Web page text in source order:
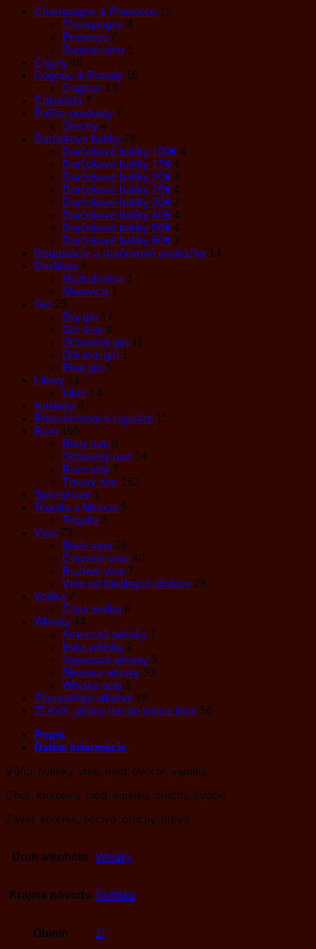
Champagne & Prosecco 12
Champagne 4
Prosecco 6
Šumivé víno 3
Cigary 46
Cognac & Brandy 16
Cognac 13
Čokoláda 7
Ďaľšie produkty 7
Orechy 4
Darčekové balíky 28
Darčekové balíky 100€ 4
Darčekové balíky 17€ 4
Darčekové balíky 20€ 4
Darčekové balíky 25€ 4
Darčekové balíky 30€ 2
Darčekové balíky 40€ 4
Darčekové balíky 50€ 4
Darčekové balíky 60€ 2
Degustácie a darčekové poukážky 14
Destiláty 3
Marhuľovica 1
Slivovica 1
Gin 25
Dry gin 17
Gin sety 4
Ochutený gin 11
Old tom gin 1
Pink gin 5
Likéry 14
Likér 14
Novinky 9
Príslušenstvo k cigarám 11
Rum 195
Biely rum 9
Ochutený rum 14
Rum sety 7
Tmavý rum 162
Spiced rum 1
Tequila a Mezcal 5
Tequila 5
Víno 73
Biele víno 26
Červené víno 40
Ružové víno 7
Víno od lokálnych vinárov 28
Vodka 7
Čistá vodka 6
Whisky 44
Americká whisky 7
Írska whisky 2
Japonská whisky 5
Škótska whisky 30
Whisky sety 3
Zberateľský alkohol 19
ZĽAVA, platná len do konca leta! 56
Popis
Ďalšie informácie
Vôňa: bylinky, vres, med, ovocie, vanilka
Chuť: krémová, med, vanilka, orechy, ovocie
Záver: korenie, pečivo, orechy, drevo
Druh alkoholu Whisky
Krajina pôvodu Škótsko
Objem 1l